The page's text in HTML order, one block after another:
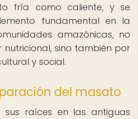
fría como caliente, y se
fundamental en la
amazónicas, no
nutricional, sino también por
y social.
del masato
sus raíces en las antiguas